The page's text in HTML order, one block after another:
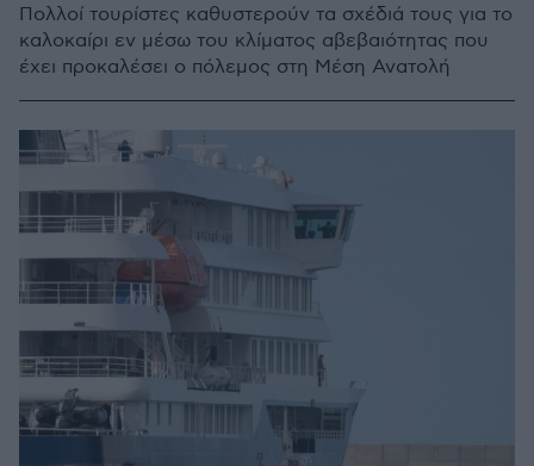
Πολλοί τουρίστες καθυστερούν τα σχέδιά τους για το
καλοκαίρι εν μέσω του κλίματος αβεβαιότητας που
έχει προκαλέσει ο πόλεμος στη Μέση Ανατολή